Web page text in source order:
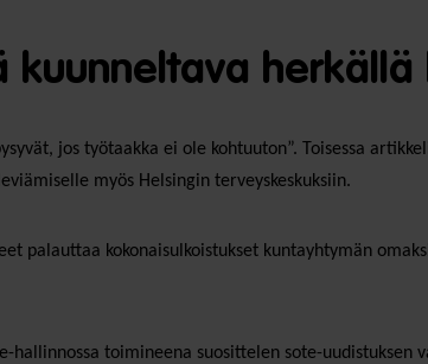
kuunneltava herkällä
jos työtaakka ei ole kohtuuton”. Toisessa
myös Helsingin terveyskeskuksiin.
palauttaa kokonaisulkoistukset kuntayhtymän
hallinnossa toimineena suosittelen sote-